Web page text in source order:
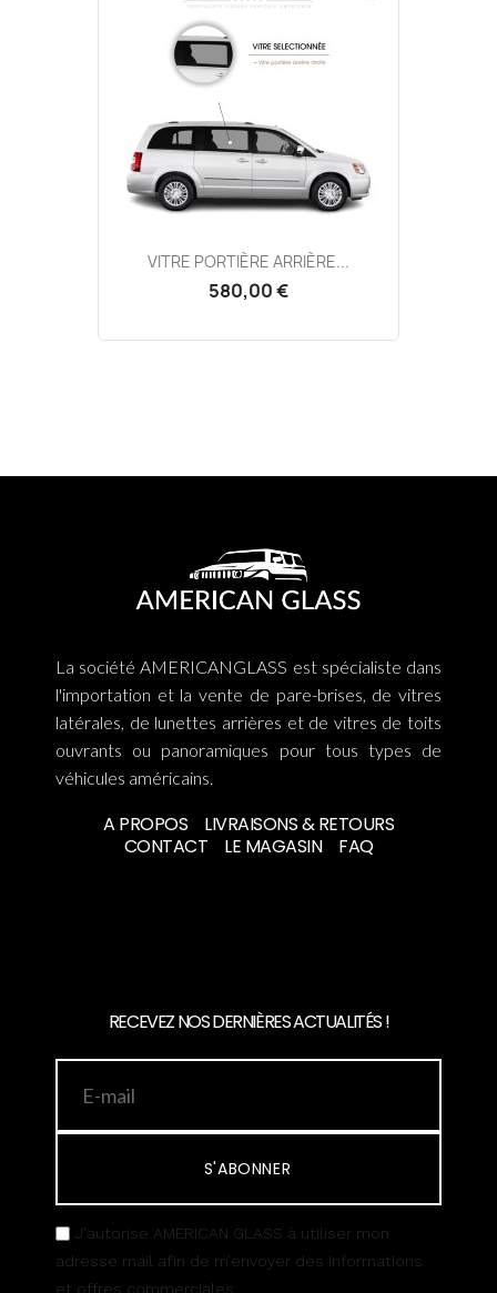
VITRE PORTIÈRE ARRIÈRE...
580,00 €
La société AMERICANGLASS est spécialiste dans
l'importation et la vente de pare-brises, de vitres
latérales, de lunettes arrières et de vitres de toits
ouvrants ou panoramiques pour tous types de
véhicules américains.
A PROPOS
LIVRAISONS & RETOURS
CONTACT
LE MAGASIN FAQ
RECEVEZ NOS DERNIÈRES ACTUALITÉS !
S'ABONNER
J’autorise AMERICAN GLASS à utiliser mon
adresse mail afin de m’envoyer des informations
et offres commerciales